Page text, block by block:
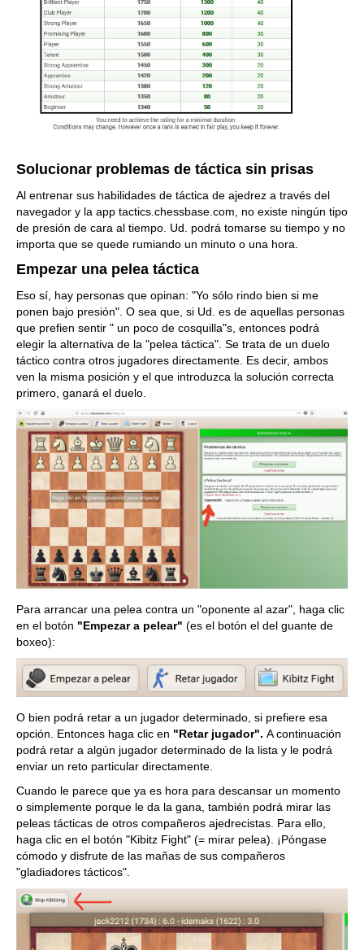
Solucionar problemas de táctica sin prisas
Al entrenar sus habilidades de táctica de ajedrez a través del
navegador y la app tactics.chessbase.com, no existe ningún tipo
de presión de cara al tiempo. Ud. podrá tomarse su tiempo y no
importa que se quede rumiando un minuto o una hora.
Empezar una pelea táctica
Eso sí, hay personas que opinan: "Yo sólo rindo bien si me
ponen bajo presión". O sea que, si Ud. es de aquellas personas
que prefien sentir " un poco de cosquilla"s, entonces podrá
elegir la alternativa de la "pelea táctica". Se trata de un duelo
táctico contra otros jugadores directamente. Es decir, ambos
ven la misma posición y el que introduzca la solución correcta
primero, ganará el duelo.
Para arrancar una pelea contra un "oponente al azar", haga clic
en el botón "Empezar a pelear" (es el botón el del guante de
boxeo):
O bien podrá retar a un jugador determinado, si prefiere esa
opción. Entonces haga clic en "Retar jugador". A continuación
podrá retar a algún jugador determinado de la lista y le podrá
enviar un reto particular directamente.
Cuando le parece que ya es hora para descansar un momento
o simplemente porque le da la gana, también podrá mirar las
peleas tácticas de otros compañeros ajedrecistas. Para ello,
haga clic en el botón "Kibitz Fight" (= mirar pelea). ¡Póngase
cómodo y disfrute de las mañas de sus compañeros
"gladiadores tácticos".